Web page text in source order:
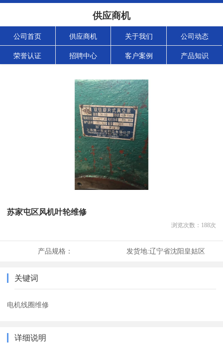
供应商机
公司首页 供应商机 关于我们 公司动态
荣誉认证 招聘中心 客户案例 产品知识
苏家屯区风机叶轮维修
浏览次数： 188次
产品规格： 发货地:辽宁省沈阳皇姑区
关键词
电机线圈维修
详细说明